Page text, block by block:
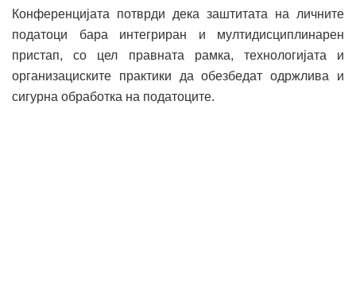
Конференцијата потврди дека заштитата на личните
податоци бара интегриран и мултидисциплинарен
пристап, со цел правната рамка, технологијата и
организациските практики да обезбедат одржлива и
сигурна обработка на податоците.